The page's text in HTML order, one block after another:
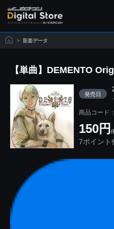
> 音楽データ
【単曲】DEMENTO
発売日
商品コード
150円 (
7ポイント